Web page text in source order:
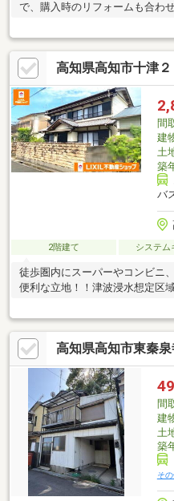
で、購入時のリフォームも合わ
高知県高知市十津
間
建
土
築
バ
2階建て システム
徒歩圏内にスーパーやコンビニ
便利な立地！！津波浸水想定区
高知県高知市東秦
間
建
土
築
そ